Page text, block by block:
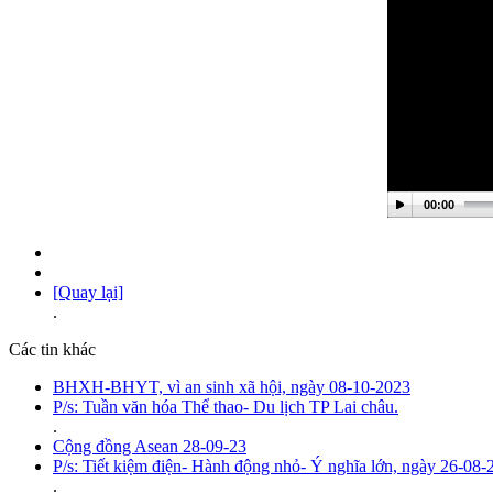
00:00
[Quay lại]
.
Các tin khác
BHXH-BHYT, vì an sinh xã hội, ngày 08-10-2023
P/s: Tuần văn hóa Thể thao- Du lịch TP Lai châu.
.
Cộng đồng Asean 28-09-23
P/s: Tiết kiệm điện- Hành động nhỏ- Ý nghĩa lớn, ngày 26-08-
.